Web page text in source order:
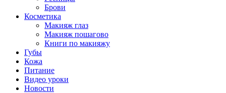
Брови
Косметика
Макияж глаз
Макияж пошагово
Книги по макияжу
Губы
Кожа
Питание
Видео уроки
Новости